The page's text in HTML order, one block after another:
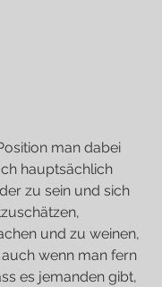
man dabei
hauptsächlich
zu sein und sich
und zu weinen,
wenn man fern
es jemanden gibt,